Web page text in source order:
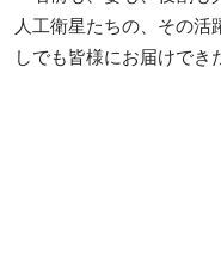
人工衛星たちの、その
しでも皆様にお届けでき